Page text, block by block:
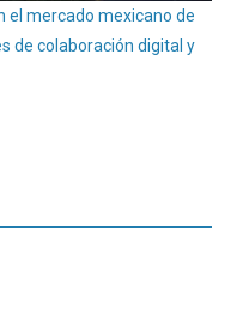
el mercado mexicano de
de colaboración digital y